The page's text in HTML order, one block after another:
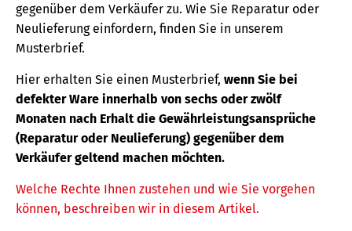
gegenüber dem Verkäufer zu. Wie Sie Reparatur oder
Neulieferung einfordern, finden Sie in unserem
Musterbrief.
Hier erhalten Sie einen Musterbrief, wenn Sie bei
defekter Ware innerhalb von sechs oder zwölf
Monaten nach Erhalt die Gewährleistungsansprüche
(Reparatur oder Neulieferung) gegenüber dem
Verkäufer geltend machen möchten.
Welche Rechte Ihnen zustehen und wie Sie vorgehen
können, beschreiben wir in diesem Artikel.